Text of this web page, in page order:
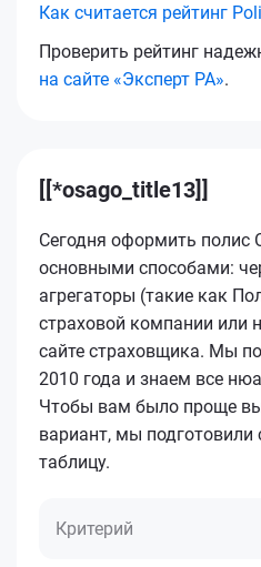
Как считается рейтинг
Проверить рейтинг
на сайте «Эксперт РА».
[[*osago_title13]]
Сегодня оформить
основными способами:
агрегаторы (такие как
страховой компании или
сайте страховщика. Мы
2010 года и знаем все
Чтобы вам было проще
вариант, мы подготовили
таблицу.
Критерий